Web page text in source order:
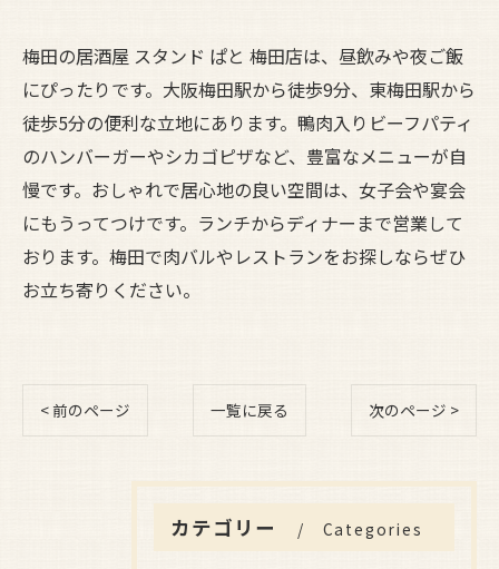
梅田の居酒屋 スタンド ぱと 梅田店は、昼飲みや夜ご飯
にぴったりです。大阪梅田駅から徒歩9分、東梅田駅から
徒歩5分の便利な立地にあります。鴨肉入りビーフパティ
のハンバーガーやシカゴピザなど、豊富なメニューが自
慢です。おしゃれで居心地の良い空間は、女子会や宴会
にもうってつけです。ランチからディナーまで営業して
おります。梅田で肉バルやレストランをお探しならぜひ
お立ち寄りください。
< 前のページ 一覧に戻る 次のページ >
カテゴリー Categories